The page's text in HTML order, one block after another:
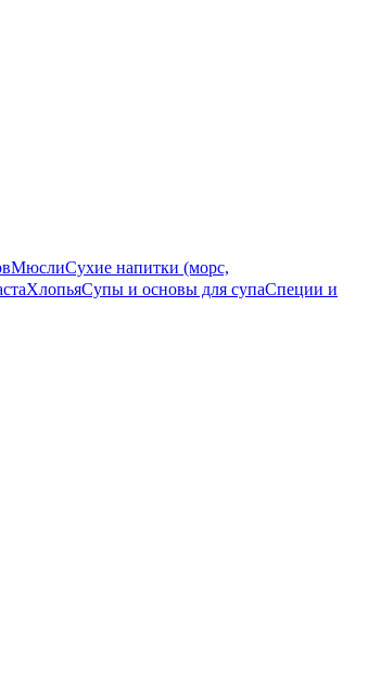
МюслиСухие напитки (морс,
ХлопьяСупы и основы для супаСпеции и